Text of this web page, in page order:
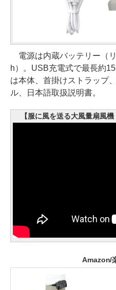
電源は内蔵バッテリー（
h）。USB充電式で最長約
は本体、首掛けストラップ
ル、日本語取扱説明書。
【服に風を送る大風量扇風
Amazon/